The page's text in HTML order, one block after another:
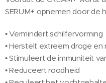
SERUM+ opnemen door de
• Vermindert schilfervorming
• Herstelt extreem droge
• Stimuleert de immuniteit
• Reduceert roodheid